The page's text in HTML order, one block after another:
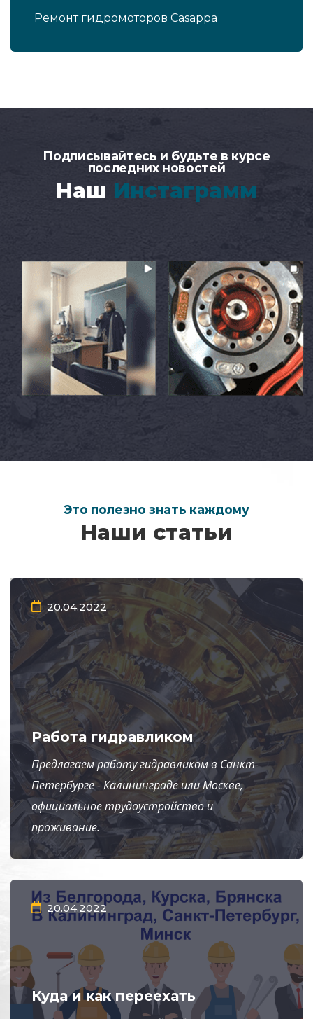
Ремонт гидромоторов Casappa
Подписывайтесь и будьте в курсе
последних новостей
Наш Инстаграмм
Это полезно знать каждому
Наши статьи
20.04.2022
Работа гидравликом
Предлагаем работу гидравликом в Санкт-
Петербурге - Калининграде или Москве,
официальное трудоустройство и
проживание.
20.04.2022
Куда и как переехать